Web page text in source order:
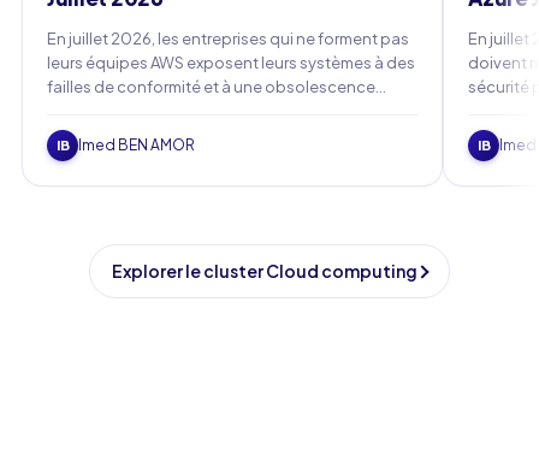
En juillet 2026, les entreprises qui ne forment pas
leurs équipes AWS exposent leurs systèmes à des
failles de conformité et à une obsolescence
IB Imed BEN AMOR
En juillet
doivent
sécurité
IB
Explorer le cluster Cloud computing